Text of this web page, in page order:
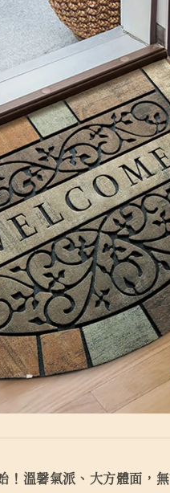
！溫馨氣派、大方體面，